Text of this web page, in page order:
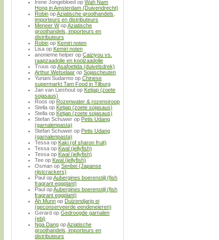
Irene Jongebloed op Wah Nam
Hong in Amsterdam (Duivendrecht)
Robin opAziatische groothandels,
importeurs en distributeurs
Meneer WopAziatische
groothandels, importeurs en
distributeurs
Robin op Kemiri noten
Lisa op Kemiri noten
anonieme helper op Caiziyou vs.
raapzaadolie en koolzaadolie
Truus opAsafoetida (duivelsdrek)
Arthur Wetselaar op Sojascheuten
Yuriani Sudarmo op Chinese
supermarkt Tam Food in Tilburg
Jan van Lieshout op Ketjap (zoete
sojasaus)
Roos op Rozenwater & rozensiroop
Stella op Ketjap (zoete sojasaus)
Stella op Ketjap (zoete sojasaus)
Stefan Schuwer op Petis Udang
(garnalenpasta)
Stefan Schuwer op Petis Udang
(garnalenpasta)
Tessa op Kaki (of sharon fruit)
Tessa op Kwal (jellyfish)
Tessa op Kwal (jellyfish)
Tee op Kwal (jellyfish)
Osman op Senbei (Japanse
rijstcrackers)
Paul opAubergines boerenstijl (fish
fragrant eggplant)
Paul opAubergines boerenstijl (fish
fragrant eggplant)
Ah Munn op Duizendjarig ei
(geconserveerde eendeneieren)
Gerard op Gedroogde garnalen
(ebi)
Nga Dang opAziatische
groothandels, importeurs en
distributeurs